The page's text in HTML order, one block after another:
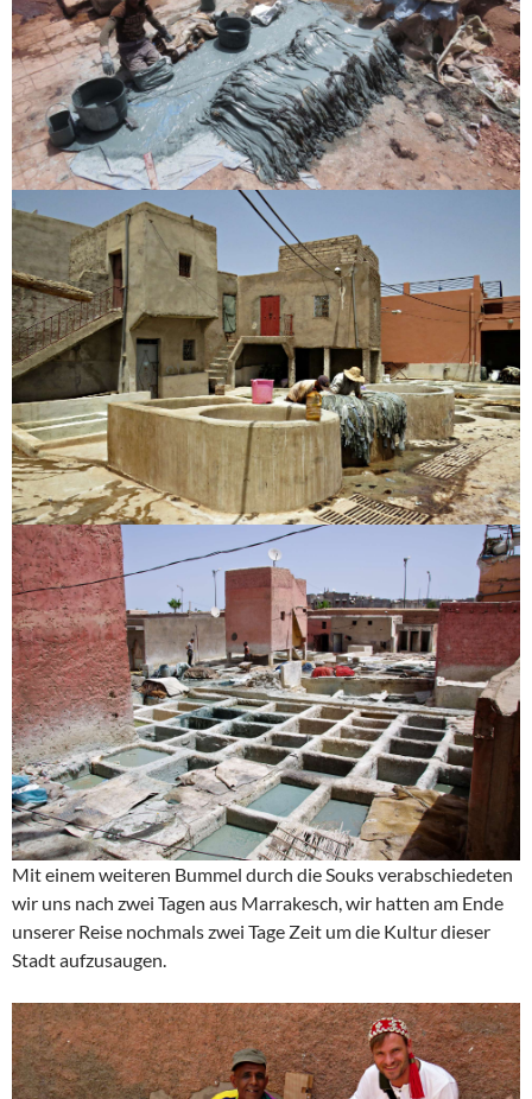
Mit einem weiteren Bummel durch die Souks verabschiedeten
wir uns nach zwei Tagen aus Marrakesch, wir hatten am Ende
unserer Reise nochmals zwei Tage Zeit um die Kultur dieser
Stadt aufzusaugen.